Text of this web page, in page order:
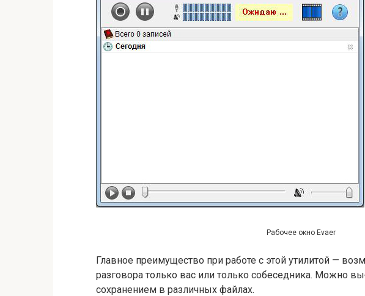
Рабочее окно Evaer
Главное преимущество при работе с этой утилитой —
разговора только вас или только собеседника. Можно
сохранением в различных файлах.